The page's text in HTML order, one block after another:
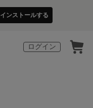
インストールする
ログイン